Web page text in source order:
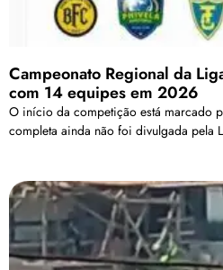
Campeonato Regional da
com 14 equipes em 2026
O início da competição está marcado
completa ainda não foi divulgada pela